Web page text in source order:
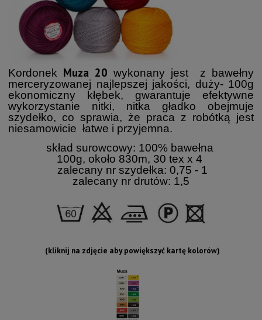
Kordonek Muza 20 wykonany jest z bawełny
merceryzowanej najlepszej jakości, duży- 100g
ekonomiczny kłębek, gwarantuje efektywne
wykorzystanie nitki, nitka gładko obejmuje
szydełko, co sprawia, że praca z robótką jest
niesamowicie łatwe i przyjemna.
skład surowcowy: 100% bawełna
100g, około 830m, 30 tex x 4
zalecany nr szydełka: 0,75 - 1
zalecany nr drutów: 1,5
(kliknij na zdjęcie aby powiększyć kartę kolorów)